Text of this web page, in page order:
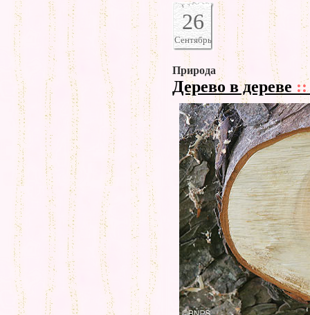
26
Сентябрь
Природа
Дерево в дереве ::